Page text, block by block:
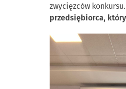
zwycięzców
przedsiębiorca,